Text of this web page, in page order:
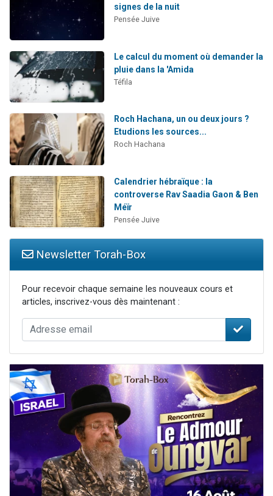
signes de la nuit
Pensée Juive
Le calcul du moment où demander la
pluie dans la 'Amida
Téfila
Roch Hachana, un ou deux jours ?
Etudions les sources...
Roch Hachana
Calendrier hébraïque : la
controverse Rav Saadia Gaon & Ben
Méïr
Pensée Juive
Newsletter Torah-Box
Pour recevoir chaque semaine les nouveaux cours et
articles, inscrivez-vous dès maintenant :